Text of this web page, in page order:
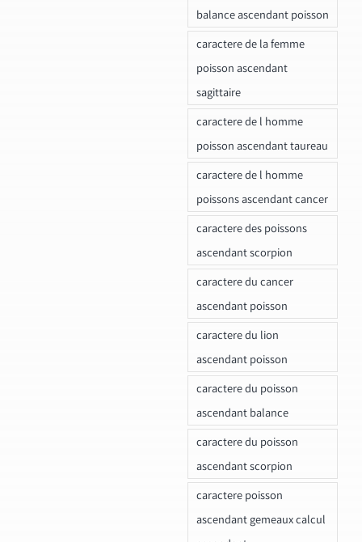
balance ascendant poisson
caractere de la femme
poisson ascendant
sagittaire
caractere de l homme
poisson ascendant taureau
caractere de l homme
poissons ascendant cancer
caractere des poissons
ascendant scorpion
caractere du cancer
ascendant poisson
caractere du lion
ascendant poisson
caractere du poisson
ascendant balance
caractere du poisson
ascendant scorpion
caractere poisson
ascendant gemeaux calcul